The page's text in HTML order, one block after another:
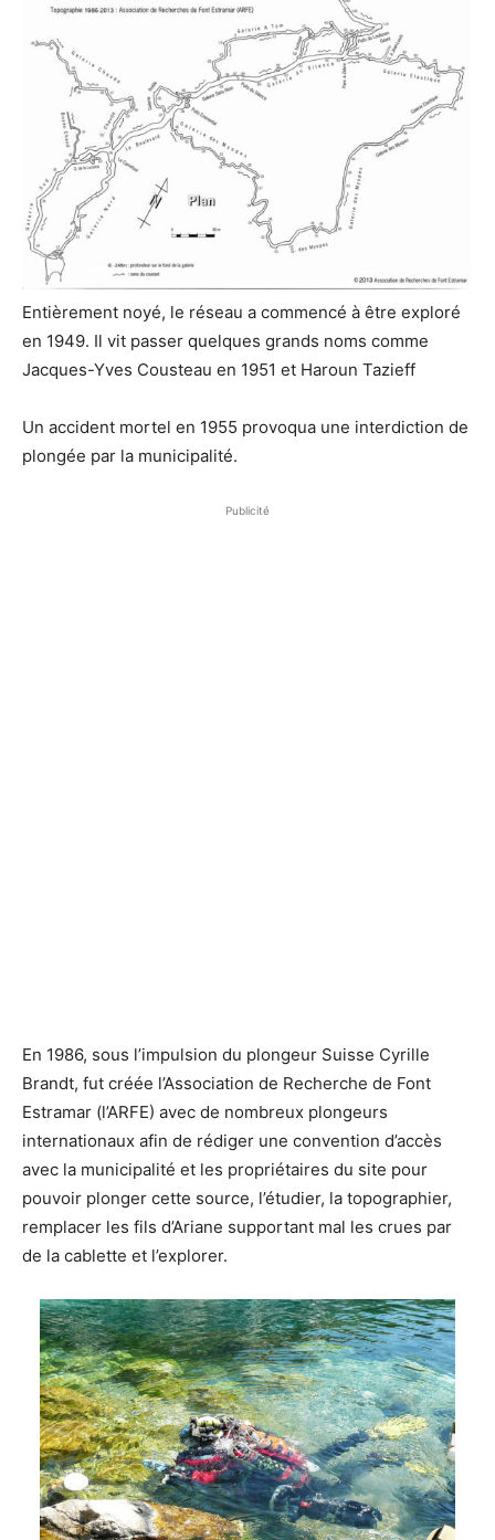
Entièrement noyé, le réseau a commencé à être exploré
en 1949. Il vit passer quelques grands noms comme
Jacques-Yves Cousteau en 1951 et Haroun Tazieff
Un accident mortel en 1955 provoqua une interdiction de
plongée par la municipalité.
Publicité
En 1986, sous l’impulsion du plongeur Suisse Cyrille
Brandt, fut créée l’Association de Recherche de Font
Estramar (l’ARFE) avec de nombreux plongeurs
internationaux afin de rédiger une convention d’accès
avec la municipalité et les propriétaires du site pour
pouvoir plonger cette source, l’étudier, la topographier,
remplacer les fils d’Ariane supportant mal les crues par
de la cablette et l’explorer.